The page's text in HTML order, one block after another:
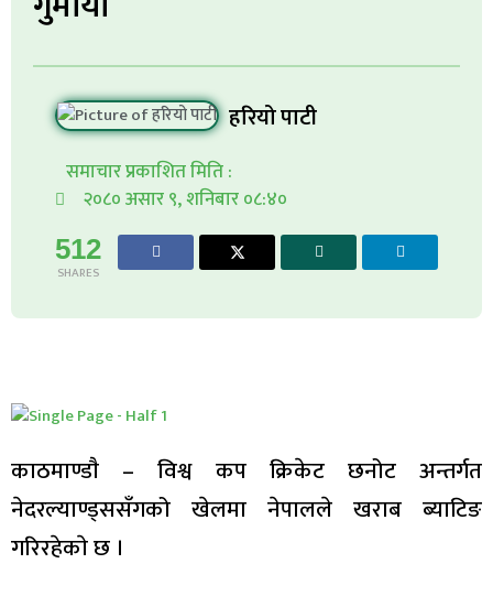
हरियो पाटी
समाचार प्रकाशित मिति :
२०८० असार ९, शनिबार ०८:४०
512
SHARES
काठमाण्डाै – विश्व कप क्रिकेट छनोट अन्तर्गत
नेदरल्याण्ड्ससँगको खेलमा नेपालले खराब ब्याटिङ
गरिरहेकाे छ ।